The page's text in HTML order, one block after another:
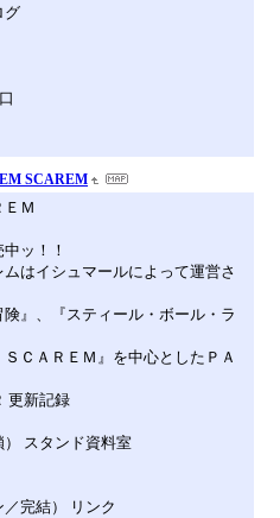
グ
SCAREM
Ｍ
ッ！！
はイシュマールによって運営さ
険』、『スティール・ボール・ラ
ＣＡＲＥＭ』を中心としたＰＡ
更新記録
） スタンド資料室
／完結） リンク